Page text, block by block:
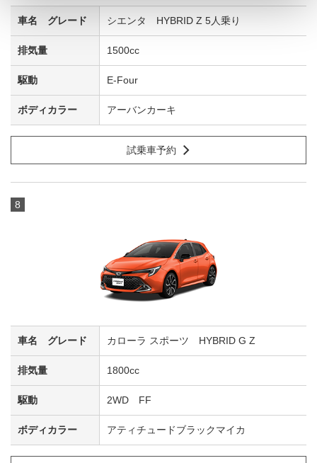
シエンタ HYBRID Z 5人乗り
1500cc
E-Four
アーバンカーキ
試乗車予約
8
カローラ スポーツ HYBRID G Z
1800cc
2WD FF
アティチュードブラックマイカ